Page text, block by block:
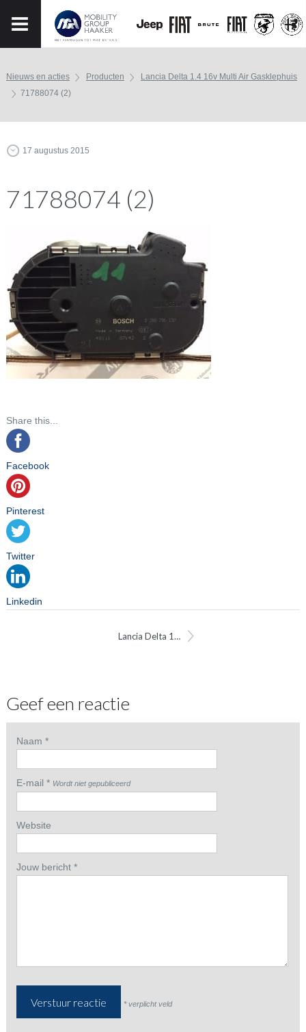
Nieuws en acties Producten
Lancia Delta 1.4 16v Multi Air Gasklephuis
71788074 (2)
17 augustus 2015
71788074 (2)
Share this...
Facebook
Pinterest
Twitter
Linkedin
Lancia Delta 1.4 16v Multi Air Gasklephuis
Geef een reactie
Naam *
E-mail * Wordt niet gepubliceerd
Website
Jouw bericht *
* verplicht veld